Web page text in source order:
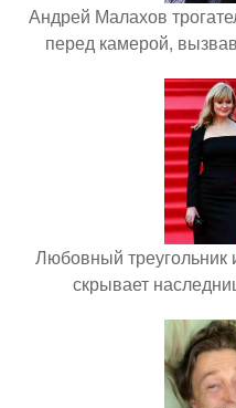
Андрей Малахов
перед камерой,
Любовный треугольник
скрывает